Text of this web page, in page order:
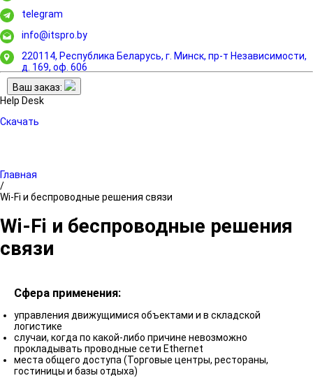
telegram
info@itspro.by
220114, Республика Беларусь, г. Минск, пр-т Независимости,
д. 169, оф. 606
Ваш заказ:
Help Desk
Скачать
Главная
/
Wi-Fi и беспроводные решения связи
Wi-Fi и беспроводные решения
связи
Сфера применения:
управления движущимися объектами и в складской
логистике
случаи, когда по какой-либо причине невозможно
прокладывать проводные сети Ethernet
места общего доступа (Торговые центры, рестораны,
гостиницы и базы отдыха)